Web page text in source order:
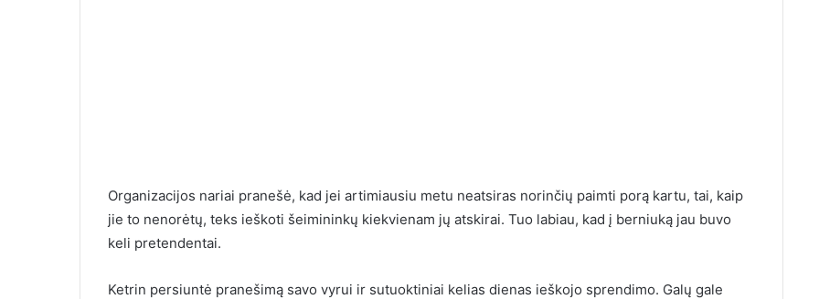
Organizacijos nariai pranešė, kad jei artimiausiu metu neatsiras norinčių paimti porą kartu, tai, kaip
jie to nenorėtų, teks ieškoti šeimininkų kiekvienam jų atskirai. Tuo labiau, kad į berniuką jau buvo
keli pretendentai.
Ketrin persiuntė pranešimą savo vyrui ir sutuoktiniai kelias dienas ieškojo sprendimo. Galų gale